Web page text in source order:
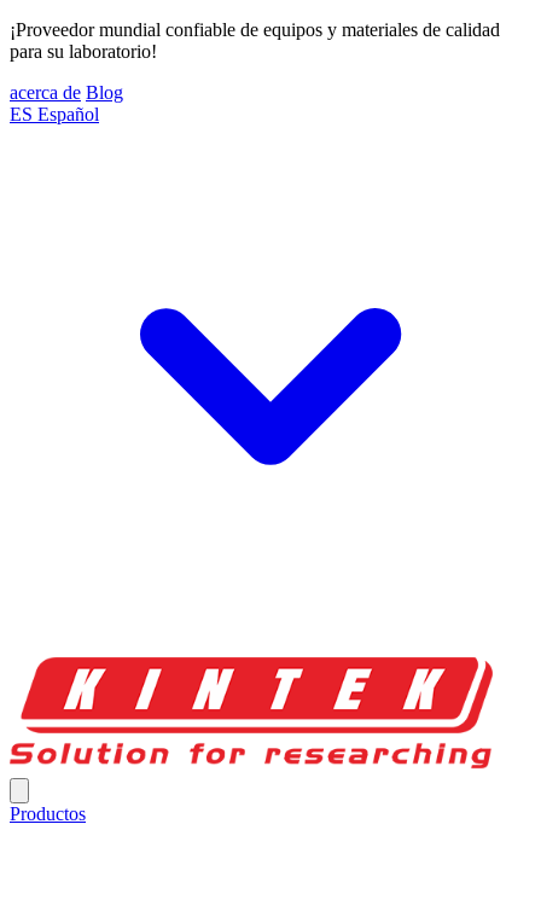
¡Proveedor mundial confiable de equipos y materiales de calidad
para su laboratorio!
acerca de Blog
ES Español
Productos